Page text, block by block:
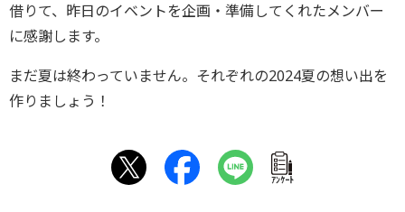
借りて、昨日のイベントを企画・準備してくれたメンバー
に感謝します。
まだ夏は終わっていません。それぞれの2024夏の想い出を
作りましょう！
ｱﾝｹｰﾄ